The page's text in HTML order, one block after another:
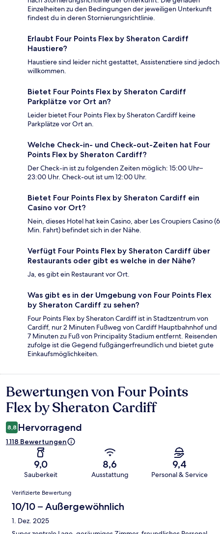
Einzelheiten zu den Bedingungen der jeweiligen Unterkunft
findest du in deren Stornierungsrichtlinie.
Erlaubt Four Points Flex by Sheraton Cardiff
Haustiere?
Haustiere sind leider nicht gestattet, Assistenztiere sind jedoch
willkommen.
Bietet Four Points Flex by Sheraton Cardiff
Parkplätze vor Ort an?
Leider bietet Four Points Flex by Sheraton Cardiff keine
Parkplätze vor Ort an.
Welche Check-in- und Check-out-Zeiten hat Four
Points Flex by Sheraton Cardiff?
Der Check-in ist zu folgenden Zeiten möglich: 15:00 Uhr–
23:00 Uhr. Check-out ist um 12:00 Uhr.
Bietet Four Points Flex by Sheraton Cardiff ein
Casino vor Ort?
Nein, dieses Hotel hat kein Casino, aber Les Croupiers Casino (6
Min. Fahrt) befindet sich in der Nähe.
Verfügt Four Points Flex by Sheraton Cardiff über
Restaurants oder gibt es welche in der Nähe?
Ja, es gibt ein Restaurant vor Ort.
Was gibt es in der Umgebung von Four Points Flex
by Sheraton Cardiff zu sehen?
Four Points Flex by Sheraton Cardiff ist in Stadtzentrum von
Cardiff, nur 2 Minuten Fußweg von Cardiff Hauptbahnhof und
7 Minuten zu Fuß von Principality Stadium entfernt. Reisenden
zufolge ist die Gegend fußgängerfreundlich und bietet gute
Einkaufsmöglichkeiten.
Bewertungen
Bewertungen von Four Points
Flex by Sheraton Cardiff
8,8 Hervorragend
1.118 Bewertungen
9,0
Sauberkeit
8,6
Ausstattung
9,4
Personal & Service
Bewertungen
Verifizierte Bewertung
10/10 – Außergewöhnlich
1. Dez. 2025